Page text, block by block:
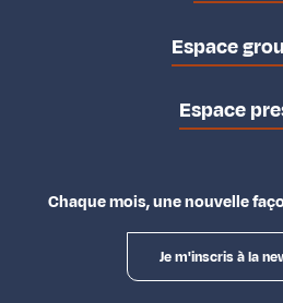
Espace
Espace
Chaque mois, une nouvelle
Je m'inscris à la